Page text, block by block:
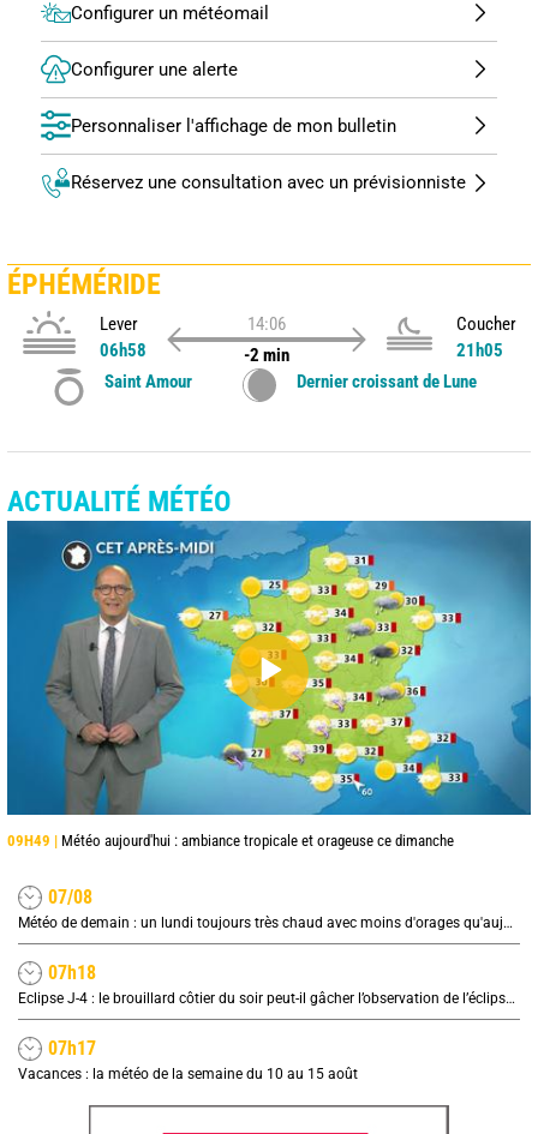
Configurer un météomail
Configurer une alerte
Personnaliser l'affichage de mon bulletin
Réservez une consultation avec un prévisionniste
ÉPHÉMÉRIDE
Lever
06h58
14:06
-2 min
Coucher
21h05
Saint Amour
Dernier croissant de Lune
ACTUALITÉ MÉTÉO
09H49 | Météo aujourd'hui : ambiance tropicale et orageuse ce dimanche
07/08
Météo de demain : un lundi toujours très chaud avec moins d'orages qu'aujourd'hui
07h18
Eclipse J-4 : le brouillard côtier du soir peut-il gâcher l’observation de l’éclipse à la plage ?
07h17
Vacances : la météo de la semaine du 10 au 15 août